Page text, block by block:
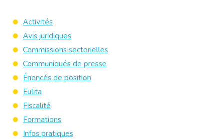
Activités
Avis juridiques
Commissions sectorielles
Communiqués de presse
Énoncés de position
Eulita
Fiscalité
Formations
Infos pratiques